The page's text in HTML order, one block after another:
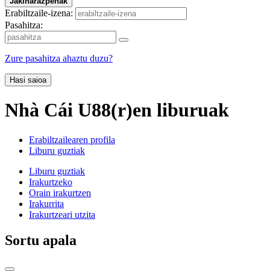
Erabiltzaile-izena:
Pasahitza:
Zure pasahitza ahaztu duzu?
Hasi saioa
Nhà Cái U88(r)en liburuak
Erabiltzailearen profila
Liburu guztiak
Liburu guztiak
Irakurtzeko
Orain irakurtzen
Irakurrita
Irakurtzeari utzita
Sortu apala